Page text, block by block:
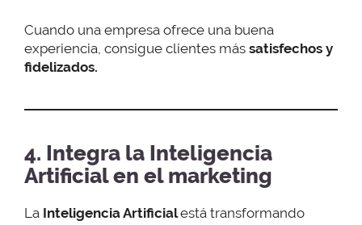
Cuando una empresa ofrece una buena
experiencia, consigue clientes más satisfechos y
fidelizados.
4. Integra la Inteligencia
Artificial en el marketing
La Inteligencia Artificialestá transformando